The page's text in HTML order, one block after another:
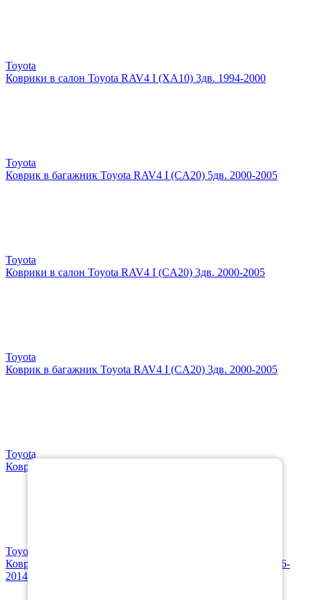
Toyota
Коврики в салон Toyota RAV4 I (XA10) 3дв. 1994-2000
Toyota
Коврик в багажник Toyota RAV4 I (CA20) 5дв. 2000-2005
Toyota
Коврики в салон Toyota RAV4 I (CA20) 3дв. 2000-2005
Toyota
Коврик в багажник Toyota RAV4 I (CA20) 3дв. 2000-2005
Toyota
Коврики в салон Toyota RAV4 III (CA30) 2006-2009
Toyota
Коврики в салон Toyota RAV4 III (CA30) правый руль 2006-
2014